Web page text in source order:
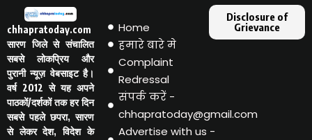
chhapratoday.com
सारण जिले से संचालित
सबसे लोकप्रिय और
पुरानी न्यूज़ वेबसाइट है।
वर्ष 2012 से यह अपने
पाठकों/दर्शकों तक हर दिन
सबसे पहले छपरा, सारण
से लेकर देश, विदेश के
Home
हमारे बारे मे
Complaint
Redressal
संपर्क करें -
chhapratoday@gmail.com
Advertise with us -
Disclosure of
Grievance